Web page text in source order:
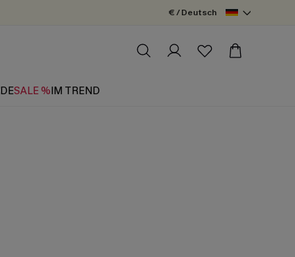
€ / Deutsch
SALE %IM TREND